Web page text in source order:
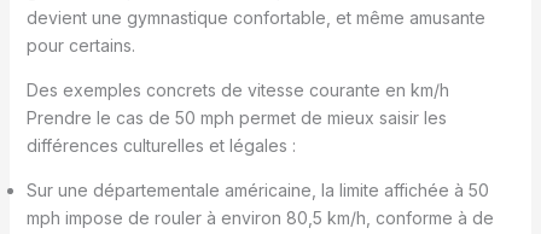
devient une gymnastique confortable, et même amusante
pour certains.
Des exemples concrets de vitesse courante en km/h
Prendre le cas de 50 mph permet de mieux saisir les
différences culturelles et légales :
Sur une départementale américaine, la limite affichée à 50
mph impose de rouler à environ 80,5 km/h, conforme à de